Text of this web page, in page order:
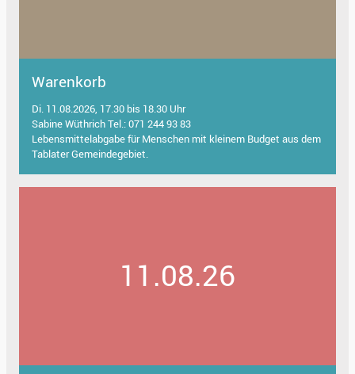
Warenkorb
Di. 11.08.2026, 17.30 bis 18.30 Uhr
Sabine Wüthrich Tel.: 071 244 93 83
Lebensmittelabgabe für Menschen mit kleinem Budget aus dem
Tablater Gemeindegebiet.
11.08.26